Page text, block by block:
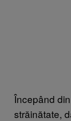
Începând
străinătate,